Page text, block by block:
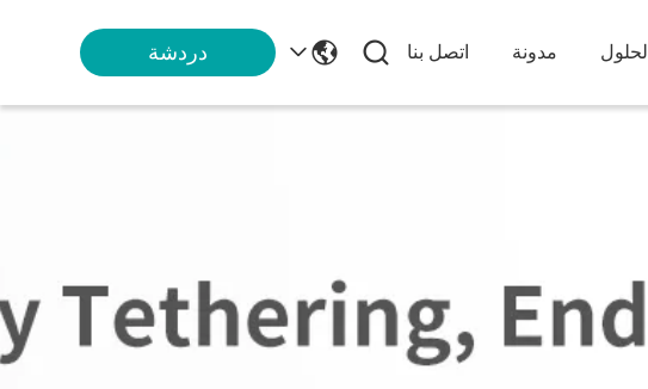
الحلول مدونة اتصل بنا دردشة